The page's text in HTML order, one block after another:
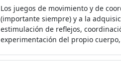
Los juegos de movimiento y de
(importante siempre) y a la
estimulación de reflejos,
experimentación del propio